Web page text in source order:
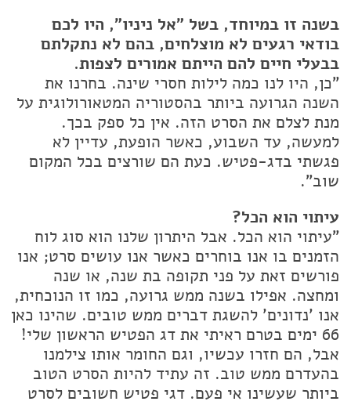
בשנה זו במיוחד, בשל "אל ניניו", היו לכם
בודאי רגעים לא מוצלחים, בהם לא נתקלתם
בבעלי חיים להם הייתם אמורים לצפות.
"כן, היו לנו כמה לילות חסרי שינה. בחרנו את
השנה הגרועה ביותר בהסטוריה המטאורולוגית על
מנת לצלם את הסרט הזה. אין כל ספק בכך.
למעשה, עד השבוע, כאשר הופעת, עדיין לא
פגשתי בדג-פטיש. כעת הם שורצים בכל המקום
שוב".
עיתוי הוא הכל?
"עיתוי הוא הכל. אבל היתרון שלנו הוא סוג לוח
הזמנים בו אנו בוחרים כאשר אנו עושים סרט; אנו
פורשים זאת על פני תקופה בת שנה, או שנה
ומחצה. אפילו בשנה ממש גרועה, כמו זו הנוכחית,
אנו 'נדונים' להשגת דברים ממש טובים. שהינו כאן
66 ימים בטרם ראיתי את דג הפטיש הראשון שלי!
אבל, הם חזרו עכשיו, וגם החומר אותו צילמנו
בהעדרם ממש טוב. זה עתיד להיות הסרט הטוב
ביותר שעשינו אי פעם. דגי פטיש חשובים לסרט